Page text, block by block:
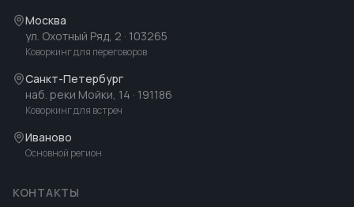
Москва
ул. Охотный Ряд, 2 · 103265
Коворкинг для переговоров
Санкт-Петербург
наб. реки Мойки, 14 · 191186
Коворкинг для встреч
Иваново
Основной регион
КОНТАКТЫ